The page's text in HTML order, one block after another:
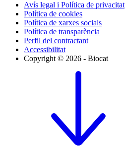
Avís legal i Política de privacitat
Política de cookies
Política de xarxes socials
Política de transparència
Perfil del contractant
Accessibilitat
Copyright © 2026 - Biocat